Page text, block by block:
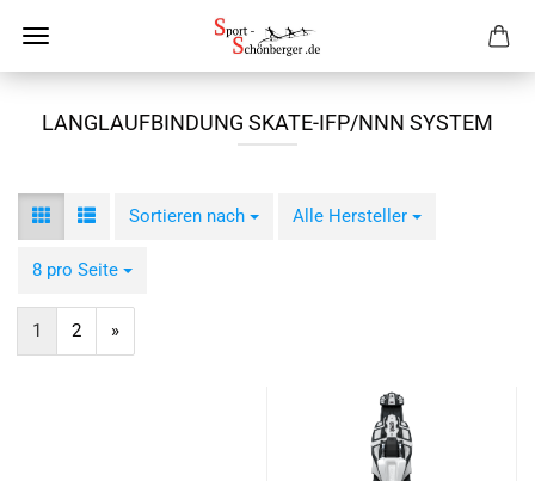
LANGLAUFBINDUNG SKATE-IFP/NNN SYSTEM
Sortieren nach
Sortieren nach Alle Hersteller
pro Seite
8 pro Seite
pro Seite
1 2 »